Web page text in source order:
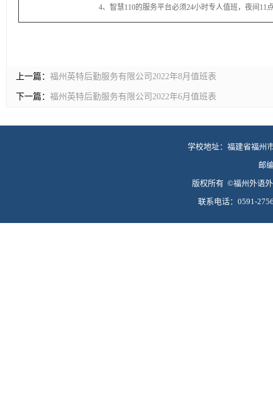
4、智慧110的服务平台必须24小时专人值班，夜间11
上一篇： 福州英特后勤服务有限公司2022年8月值班表
下一篇： 福州英特后勤服务有限公司2022年6月值班表
学校地址：福建省福州
邮
版权所有 ©福州外语
联系电话：0591-